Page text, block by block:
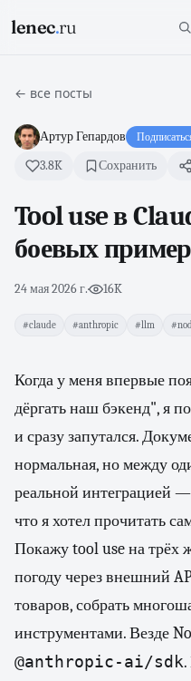
lenec.ru
← все посты
Артур Гепардов
3.8K Сохранить
Tool use в
боевых
24 мая 2026 г.· 16K
#claude #anthropic #llm
Когда у меня впервые
дёргать наш бэкенд", я
и сразу запутался.
нормальная, но между
реальной интеграцией
что я хотел прочитать
Покажу tool use на трёх
погоду через внешний
товаров, собрать
инструментами. Везде
@anthropic-ai/sdk